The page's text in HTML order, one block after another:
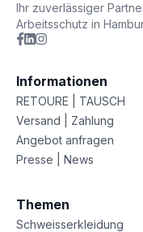
Ihr zuverlässiger
Arbeitsschutz in
Informationen
RETOURE | TAUSCH
Versand | Zahlung
Angebot anfragen
Presse | News
Themen
Schweisserkleidung